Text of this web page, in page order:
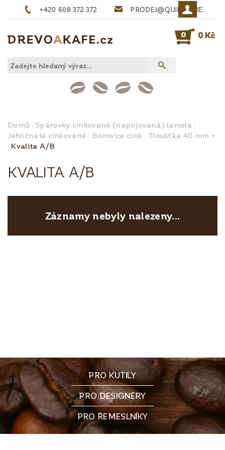
+420 608 372 372 PRODEJ@QUINTA-
0 0 Kč
Domů
Spárovky cinkované (napojovaná) lamela
Jehličnaté cinkované
Borovice cink
Tloušťka 40 mm +
Kvalita A/B
KVALITA A/B
Záznamy nebyly nalezeny...
PRO KUTILY
PRO DESIGNÉRY
PRO ŘEMESLNÍKY